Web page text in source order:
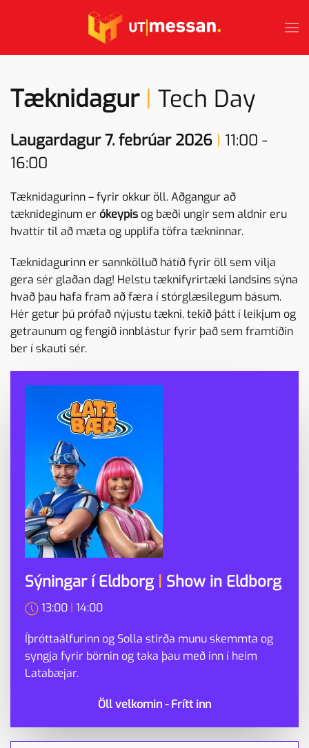
Skip to main content
Tæknidagur | Tech Day
Laugardagur 7. febrúar 2026 | 11:00 -
16:00
Tæknidagurinn – fyrir okkur öll. Aðgangur að
tæknideginum er ókeypis og bæði ungir sem aldnir eru
hvattir til að mæta og upplifa töfra tækninnar.
Tæknidagurinn er sannkölluð hátíð fyrir öll sem vilja
gera sér glaðan dag! Helstu tæknifyrirtæki landsins sýna
hvað þau hafa fram að færa í stórglæsilegum básum.
Hér getur þú prófað nýjustu tækni, tekið þátt í leikjum og
getraunum og fengið innblástur fyrir það sem framtíðin
ber í skauti sér.
Sýningar í Eldborg | Show in Eldborg
13:00 | 14:00
Íþróttaálfurinn og Solla stirða munu skemmta og
syngja fyrir börnin og taka þau með inn í heim
Latabæjar.
Öll velkomin - Frítt inn